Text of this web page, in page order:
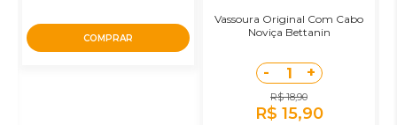
COMPRAR
Vassoura Original Com Cabo
Noviça Bettanin
- 1 +
R$ 18,90
R$ 15,90